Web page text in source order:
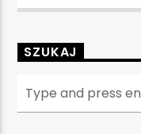
SZUKAJ